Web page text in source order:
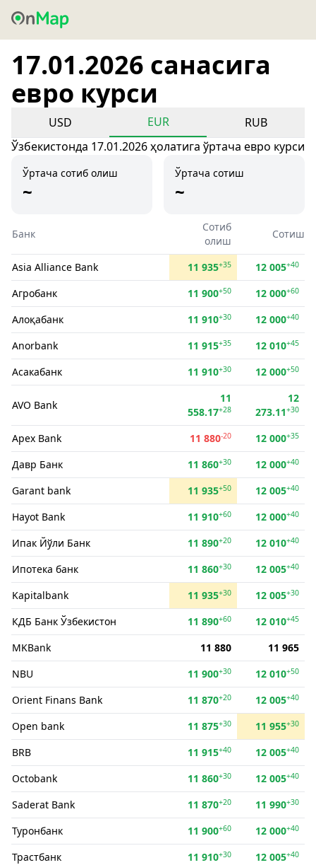
17.01.2026 санасига
евро курси
USD EUR
RUB
Ўзбекистонда 17.01.2026 ҳолатига ўртача евро курси
Ўртача сотиб олиш
~
Ўртача сотиш
~
Банк
Сотиб
олиш
Сотиш
Asia Alliance Bank 11 935+35 12 005+40
Агробанк 11 900+50 12 000+60
Алоқабанк 11 910+30 12 000+40
Anorbank 11 915+35 12 010+45
Асакабанк 11 910+30 12 000+50
AVO Bank
11
558.17+28
12
273.11+30
Apex Bank 11 880-20 12 000+35
Давр Банк 11 860+30 12 000+40
Garant bank 11 935+50 12 005+40
Hayot Bank 11 910+60 12 000+40
Ипак Йўли Банк 11 890+20 12 010+40
Ипотека банк 11 860+30 12 005+40
Kapitalbank 11 935+30 12 005+30
КДБ Банк Ўзбекистон 11 890+60 12 010+45
MKBank 11 880
11 965
NBU
11 900+30 12 010+50
Orient Finans Bank 11 870+20 12 005+40
Open bank 11 875+30 11 955+30
BRB 11 915+40 12 005+40
Octobank 11 860+30 12 005+40
Saderat Bank 11 870+20 11 990+30
Туронбанк 11 900+60 12 000+40
Трастбанк 11 910+30 12 005+40